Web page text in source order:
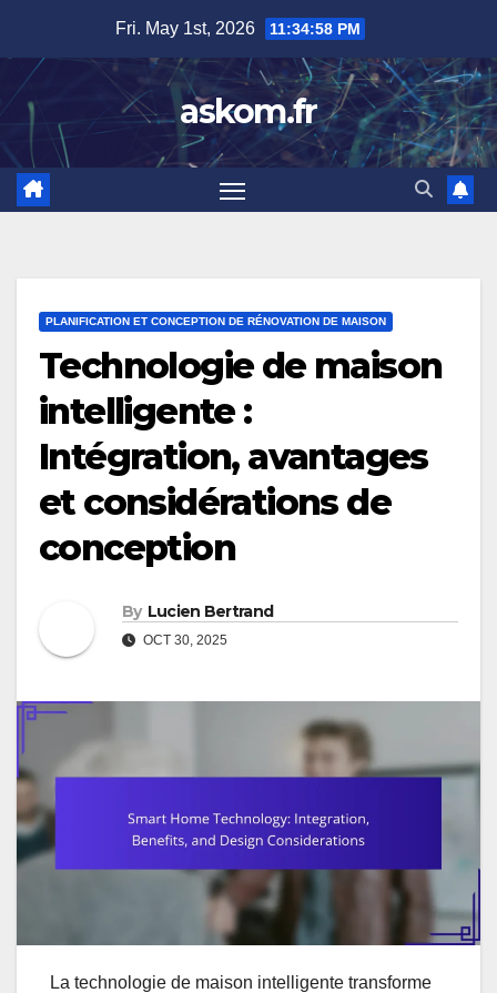
content
Fri. May 1st, 2026 11:34:59 PM
askom.fr
PLANIFICATION ET CONCEPTION DE RÉNOVATION DE MAISON
Technologie de maison
intelligente :
Intégration, avantages
et considérations de
conception
By Lucien Bertrand
OCT 30, 2025
La technologie de maison intelligente transforme